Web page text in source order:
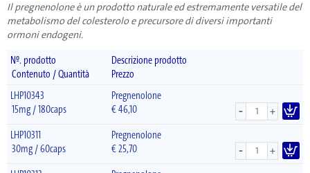
Il pregnenolone è un prodotto naturale ed estremamente versatile del
metabolismo del colesterolo e precursore di diversi importanti
ormoni endogeni.
Nº. prodotto
Descrizione prodotto
Contenuto / Quantità
Prezzo
LHP10343
Pregnenolone
15mg / 180caps
€46,10 - +
LHP10311
Pregnenolone
30mg / 60caps
€25,70 - +